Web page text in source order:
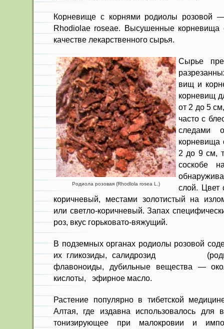
Корневище с корнями родиолы розовой
Rhodiolae roseae. Высушенные корневища
качестве лекарственного сырья.
Родиола розовая (Rhodlola rosea L.)
Сырье
вищ и
корневищ
от 2 до 5
часто с
следами
корне­вища
2 до 9 см,
соскобе
слой. Цвет
коричневый, места­ми золотистый на
или светло-коричневый. За­пах
роз, вкус горьковато-вяжущий.
В подземных органах родиолы ро­зовой
их гликозиды, салидрозид
флавоноиды, ду­бильные вещества —
кислоты, эфирное масло.
Растение популярно в тибетской
Алтая, где издавна использовалось для
тонизирующее при малокровии и